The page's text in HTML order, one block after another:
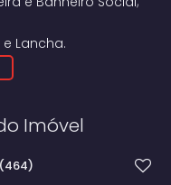
Lancha.
Imóvel
(464)